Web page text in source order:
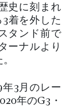
史に刻まれ
着を外した
タンド前で
ーナルより
年3月のレー
年のG3・